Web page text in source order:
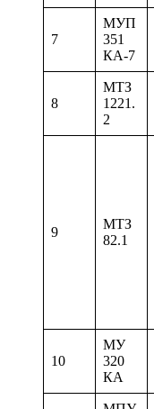
7
МУП
351
КА-7
8
МТЗ
1221.
2
9
МТЗ
82.1
10
МУ
320
КА